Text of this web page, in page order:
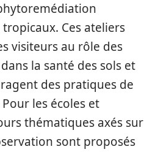
Ces ateliers
visiteurs au rôle des
la santé des sols et
des pratiques de
les écoles et
thématiques axés sur
sont proposés